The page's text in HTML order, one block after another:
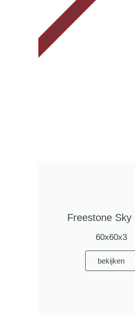
SCHERPE PRIJS
Freestone Sky
60x60x3
bekijken